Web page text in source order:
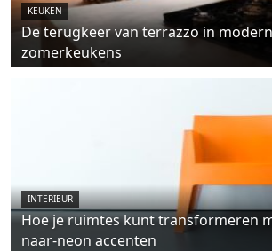
KEUKEN
De terugkeer van terrazzo in
zomerkeukens
INTERIEUR
Hoe je ruimtes kunt transformeren
naar-neon accenten